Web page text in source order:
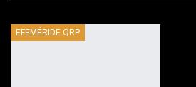
EFEMÉRIDE QRP